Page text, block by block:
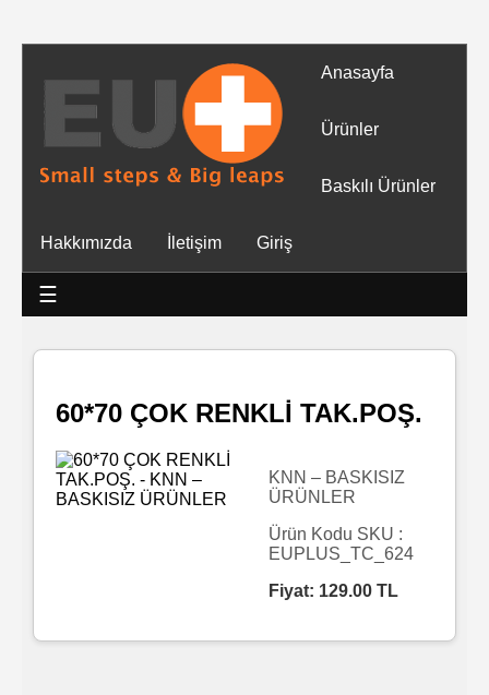
Anasayfa
Ürünler
Baskılı Ürünler
Hakkımızda İletişim Giriş
☰
Tüm
Ürünler
Mendiller
Baskılı
Islak
Mendil
60*70 ÇOK RENKLİ TAK.POŞ.
KNN – BASKISIZ
ÜRÜNLER
Ürün Kodu SKU :
EUPLUS_TC_624
Fiyat: 129.00 TL